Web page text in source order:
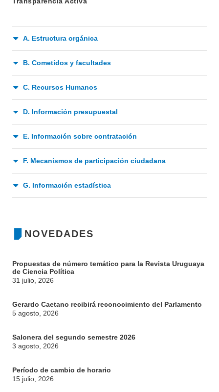
SERVICIOS
CONTACTO
POSGRADOS
MOVILIDAD ACADÉMICA
NOVEDADES
Propuestas de número temático para la Revista Uruguaya
de Ciencia Política
31 julio, 2026
Gerardo Caetano recibirá reconocimiento del Parlamento
5 agosto, 2026
Salonera del segundo semestre 2026
3 agosto, 2026
Período de cambio de horario
15 julio, 2026
A. Estructura orgánica
B. Cometidos y facultades
C. Recursos Humanos
D. Información presupuestal
E. Información sobre contratación
F. Mecanismos de participación ciudadana
G. Información estadística